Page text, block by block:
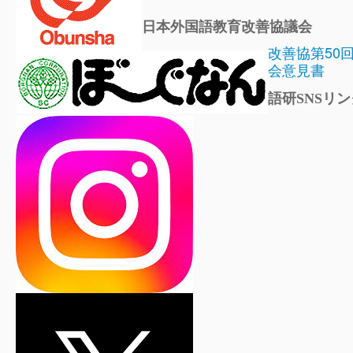
日本外国語教育改善協議会
改善協第50
会意見書
語研SNSリ